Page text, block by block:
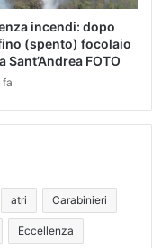
incendi: dopo
(spento) focolaio
Sant’Andrea FOTO
fa
atri Carabinieri
Eccellenza